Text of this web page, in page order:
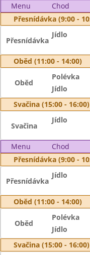
Menu Chod
Přesnídávka (9:00 -
Přesnídávka
Jídlo
Oběd (11:00 - 14:00)
Oběd
Polévka
Jídlo
Svačina (15:00 - 16:00)
Svačina
Jídlo
Menu Chod
Přesnídávka (9:00 -
Přesnídávka
Jídlo
Oběd (11:00 - 14:00)
Oběd
Polévka
Jídlo
Svačina (15:00 - 16:00)